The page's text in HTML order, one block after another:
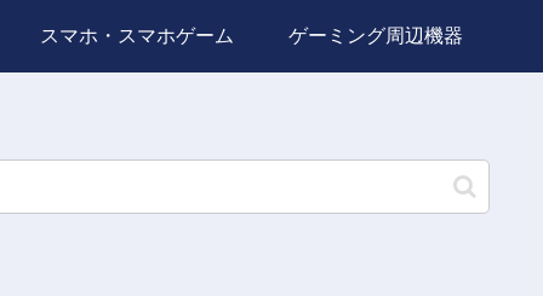
スマホ・スマホゲーム ゲーミング周辺機器